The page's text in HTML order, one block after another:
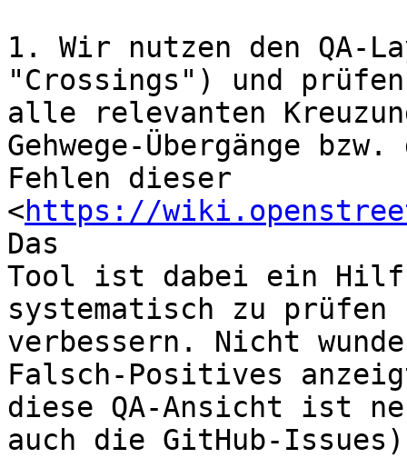
1. Wir nutzen den QA-
"Crossings") und prüfen
alle relevanten
Gehwege-Übergänge bzw.
Fehlen dieser
<https://
Das
Tool ist dabei ein
systematisch zu prüfen
verbessern. Nicht
Falsch-Positives
diese QA-Ansicht ist
auch die GitHub-